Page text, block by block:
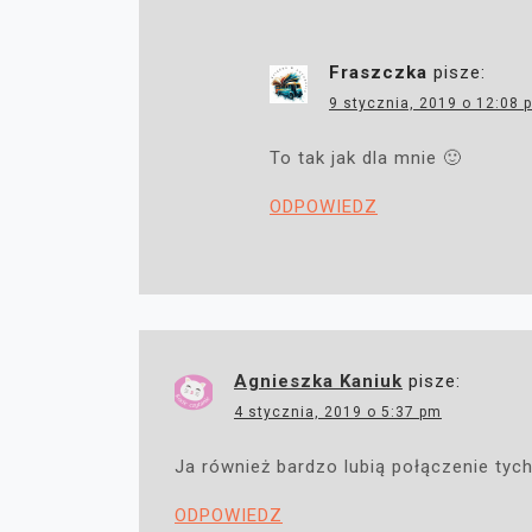
Fraszczka pisze:
9 stycznia, 2019 o 12:08
To tak jak dla mnie 🙂
ODPOWIEDZ
Agnieszka Kaniuk pisze:
4 stycznia, 2019 o 5:37 pm
Ja również bardzo lubią połączenie
ODPOWIEDZ